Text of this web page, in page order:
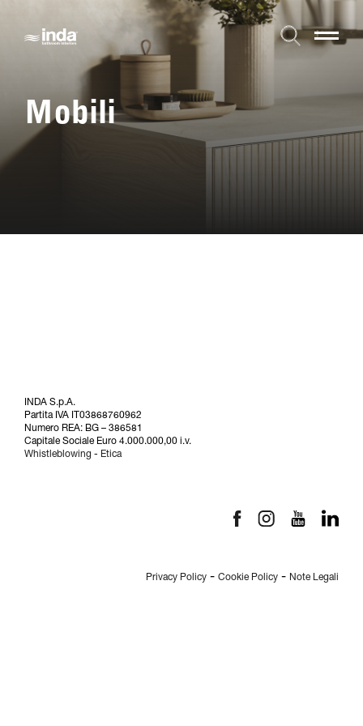
Mobili
INDA S.p.A.
Partita IVA IT03868760962
Numero REA: BG – 386581
Capitale Sociale Euro 4.000.000,00 i.v.
Whistleblowing - Etica
Privacy Policy - Cookie Policy - Note Legali